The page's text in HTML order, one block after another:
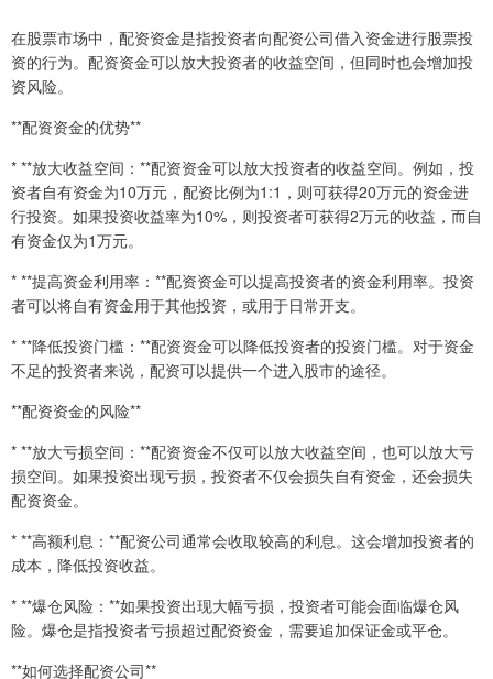
在股票市场中，配资资金是指投资者向配资公司借入资金进行股票投
资的行为。配资资金可以放大投资者的收益空间，但同时也会增加投
资风险。
**配资资金的优势**
* **放大收益空间：**配资资金可以放大投资者的收益空间。例如，投
资者自有资金为10万元，配资比例为1:1，则可获得20万元的资金进
行投资。如果投资收益率为10%，则投资者可获得2万元的收益，而自
有资金仅为1万元。
* **提高资金利用率：**配资资金可以提高投资者的资金利用率。投资
者可以将自有资金用于其他投资，或用于日常开支。
* **降低投资门槛：**配资资金可以降低投资者的投资门槛。对于资金
不足的投资者来说，配资可以提供一个进入股市的途径。
**配资资金的风险**
* **放大亏损空间：**配资资金不仅可以放大收益空间，也可以放大亏
损空间。如果投资出现亏损，投资者不仅会损失自有资金，还会损失
配资资金。
* **高额利息：**配资公司通常会收取较高的利息。这会增加投资者的
成本，降低投资收益。
* **爆仓风险：**如果投资出现大幅亏损，投资者可能会面临爆仓风
险。爆仓是指投资者亏损超过配资资金，需要追加保证金或平仓。
**如何选择配资公司**